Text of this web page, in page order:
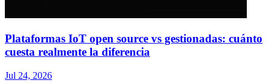
Plataformas IoT open source vs gestionadas: cuánto
cuesta realmente la diferencia
Jul 24, 2026